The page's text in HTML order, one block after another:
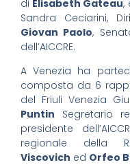
di Elisabeth Gateau,
Sandra Ceciarini,
Giovan Paolo,
dell’AICCRE.
A Venezia ha
composta da 6
del Friuli Venezia
Puntin Segretario
presidente
regionale della
Viscovich ed Orfeo